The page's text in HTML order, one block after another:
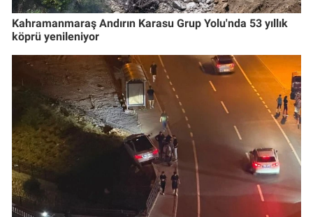
Kahramanmaraş Andırın Karasu Grup Yolu'nda 53 yıllık
köprü yenileniyor